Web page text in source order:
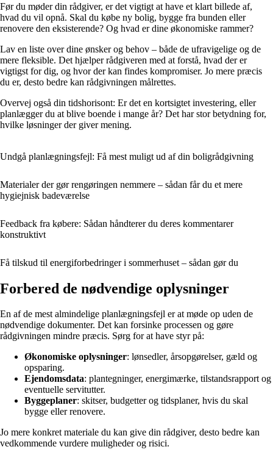
Før du møder din rådgiver, er det vigtigt at have et klart billede af,
hvad du vil opnå. Skal du købe ny bolig, bygge fra bunden eller
renovere den eksisterende? Og hvad er dine økonomiske rammer?
Lav en liste over dine ønsker og behov – både de ufravigelige og de
mere fleksible. Det hjælper rådgiveren med at forstå, hvad der er
vigtigst for dig, og hvor der kan findes kompromiser. Jo mere præcis
du er, desto bedre kan rådgivningen målrettes.
Overvej også din tidshorisont: Er det en kortsigtet investering, eller
planlægger du at blive boende i mange år? Det har stor betydning for,
hvilke løsninger der giver mening.
Undgå planlægningsfejl: Få mest muligt ud af din boligrådgivning
Materialer der gør rengøringen nemmere – sådan får du et mere
hygiejnisk badeværelse
Feedback fra købere: Sådan håndterer du deres kommentarer
konstruktivt
Få tilskud til energiforbedringer i sommerhuset – sådan gør du
Forbered de nødvendige oplysninger
En af de mest almindelige planlægningsfejl er at møde op uden de
nødvendige dokumenter. Det kan forsinke processen og gøre
rådgivningen mindre præcis. Sørg for at have styr på:
Økonomiske oplysninger: lønsedler, årsopgørelser, gæld og
opsparing.
Ejendomsdata: plantegninger, energimærke, tilstandsrapport og
eventuelle servitutter.
Byggeplaner: skitser, budgetter og tidsplaner, hvis du skal
bygge eller renovere.
Jo mere konkret materiale du kan give din rådgiver, desto bedre kan
vedkommende vurdere muligheder og risici.